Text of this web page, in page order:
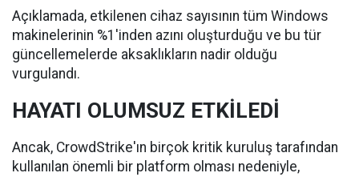
Açıklamada, etkilenen cihaz sayısının tüm Windows
makinelerinin %1'inden azını oluşturduğu ve bu tür
güncellemelerde aksaklıkların nadir olduğu
vurgulandı.
HAYATI OLUMSUZ ETKİLEDİ
Ancak, CrowdStrike'ın birçok kritik kuruluş tarafından
kullanılan önemli bir platform olması nedeniyle,